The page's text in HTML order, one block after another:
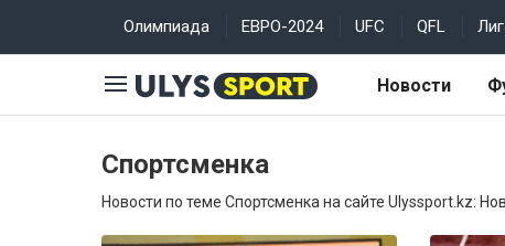
Олимпиада ЕВРО-2024 UFC QFL
Новости
Спортсменка
Новости по теме Спортсменка на сайте Ulyssport.kz: